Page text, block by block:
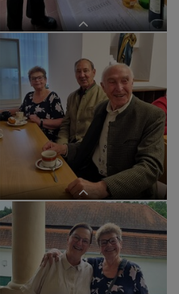
im BEGEGNUNGSzentrum
im BEGEGNUNGSzentrum